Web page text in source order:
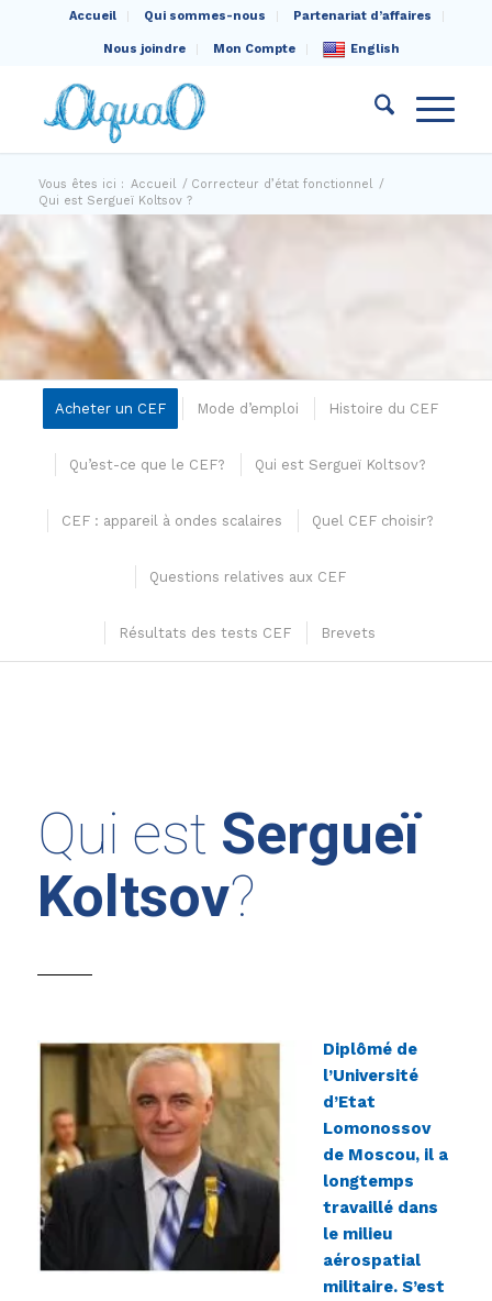
Accueil Qui sommes-nous Partenariat d’affaires
Nous joindre Mon Compte English
Vous êtes ici : Accueil / Correcteur d’état fonctionnel /
Qui est Sergueï Koltsov ?
Acheter un CEF Mode d’emploi Histoire du CEF
Qu’est-ce que le CEF? Qui est Sergueï Koltsov?
CEF : appareil à ondes scalaires Quel CEF choisir?
Questions relatives aux CEF
Résultats des tests CEF Brevets
Qui est Sergueï
Koltsov?
Diplômé de
l’Université
d’Etat
Lomonossov
de Moscou, il a
longtemps
travaillé dans
le milieu
aérospatial
militaire. S’est